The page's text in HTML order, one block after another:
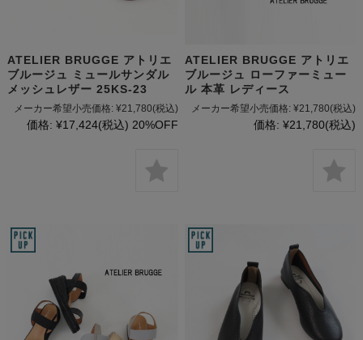
ATELIER BRUGGE アトリエ
ブルージュ ミュールサンダル
メッシュレザー 25KS-23
メーカー希望小売価格: ¥21,780(税込)
価格: ¥17,424(税込) 20%OFF
ATELIER BRUGGE アトリエ
ブルージュ ローファーミュー
ル 本革 レディース
メーカー希望小売価格: ¥21,780(税込)
価格: ¥21,780(税込)